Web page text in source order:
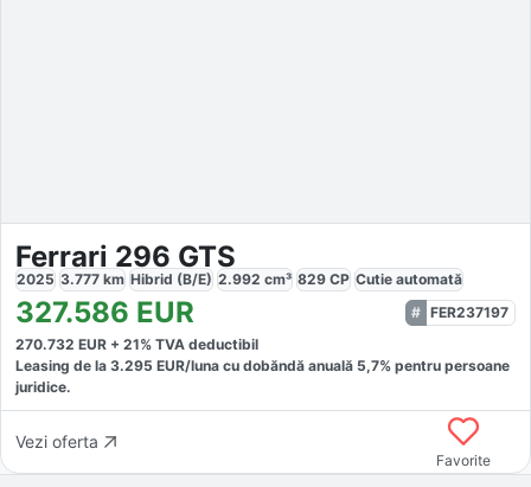
Ferrari 296 GTS
2025 3.777 km Hibrid (B/E) 2.992 cm³ 829 CP Cutie automată
327.586 EUR
FER237197
270.732 EUR + 21% TVA deductibil
Leasing de la 3.295 EUR/luna cu dobăndă anuală 5,7% pentru persoane
juridice.
Vezi oferta
Favorite